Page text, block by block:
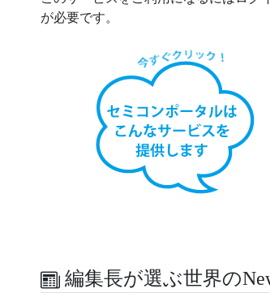
が必要です。
編集長が選ぶ世界の